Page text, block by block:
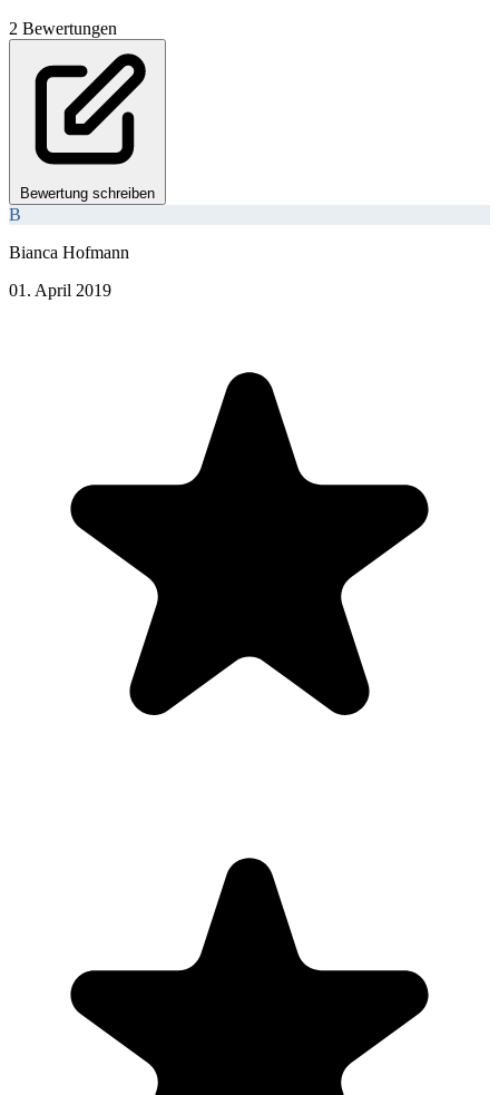
2 Bewertungen
Bewertung schreiben
B
Bianca Hofmann
01. April 2019